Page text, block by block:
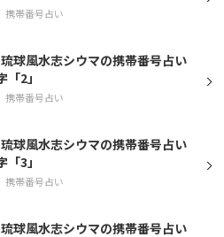
携帯番号占い
琉球風水志シウマの携帯番号占い
2」
携帯番号占い
琉球風水志シウマの携帯番号占い
3」
携帯番号占い
琉球風水志シウマの携帯番号占い